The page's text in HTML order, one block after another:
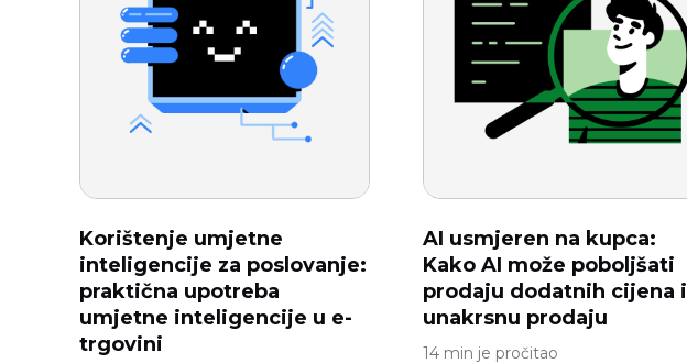
Korištenje umjetne
inteligencije za poslovanje:
praktična upotreba
umjetne inteligencije u e-
trgovini
AI usmjeren na kupca:
Kako AI može poboljšati
prodaju dodatnih cijena i
unakrsnu prodaju
14 min je pročitao